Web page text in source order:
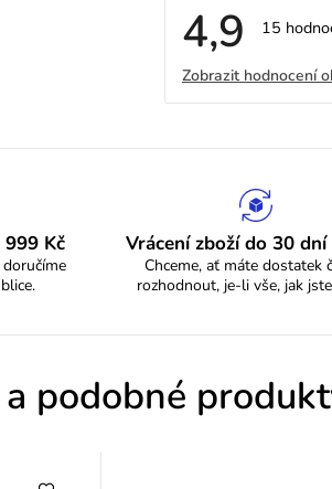
4,9
obchodu
je
4,9
15
V
ý
p
s
h
o
d
n
Zobrazit hodnocení
Kč Vrácení zboží do 30
Chceme, ať máte dostatek
rozhodnout, je-li vše, jak
podobné